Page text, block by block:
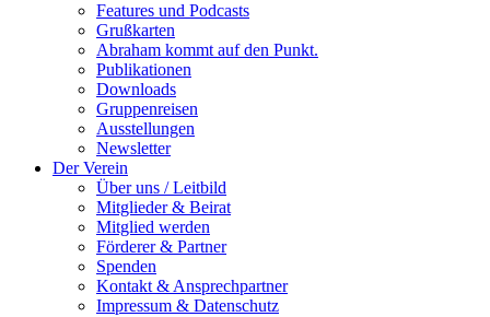
Features und Podcasts
Grußkarten
Abraham kommt auf den Punkt.
Publikationen
Downloads
Gruppenreisen
Ausstellungen
Newsletter
Der Verein
Über uns / Leitbild
Mitglieder & Beirat
Mitglied werden
Förderer & Partner
Spenden
Kontakt & Ansprechpartner
Impressum & Datenschutz